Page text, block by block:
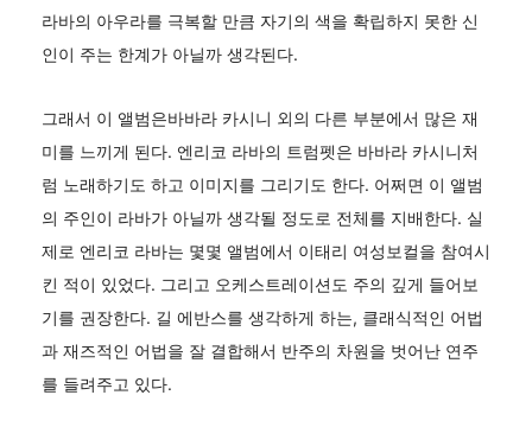
라바의 아우라를 극복할 만큼 자기의 색을 확립하지 못한 신
인이 주는 한계가 아닐까 생각된다.
그래서 이 앨범은바바라 카시니 외의 다른 부분에서 많은 재
미를 느끼게 된다. 엔리코 라바의 트럼펫은 바바라 카시니처
럼 노래하기도 하고 이미지를 그리기도 한다. 어쩌면 이 앨범
의 주인이 라바가 아닐까 생각될 정도로 전체를 지배한다. 실
제로 엔리코 라바는 몇몇 앨범에서 이태리 여성보컬을 참여시
킨 적이 있었다. 그리고 오케스트레이션도 주의 깊게 들어보
기를 권장한다. 길 에반스를 생각하게 하는, 클래식적인 어법
과 재즈적인 어법을 잘 결합해서 반주의 차원을 벗어난 연주
를 들려주고 있다.